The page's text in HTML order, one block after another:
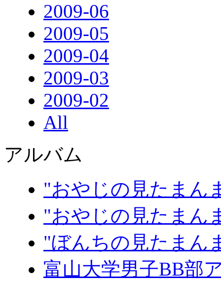
2009-06
2009-05
2009-04
2009-03
2009-02
All
アルバム
"おやじの見たまん
"おやじの見たまん
"ぼんちの見たまん
富山大学男子BB部